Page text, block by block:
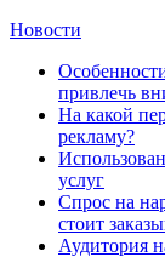
Новости
привлечь
На какой
рекламу?
услуг
Спрос на
стоит
Аудитория